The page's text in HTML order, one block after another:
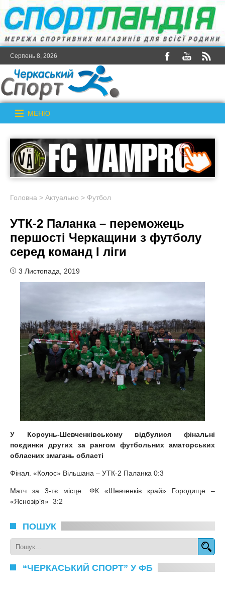
Серпень 8, 2026
МЕНЮ
Головна > Актуально > Футбол
УТК-2 Паланка – переможець
першості Черкащини з футболу
серед команд I ліги
3 Листопада, 2019
У Корсунь-Шевченківському відбулися фінальні
поєдинки других за рангом футбольних аматорських
обласних змагань області
Фінал. «Колос» Вільшана – УТК-2 Паланка 0:3
Матч за 3-тє місце. ФК «Шевченків край» Городище –
«Яснозір’я» 3:2
ПОШУК
“ЧЕРКАСЬКИЙ СПОРТ” У ФБ